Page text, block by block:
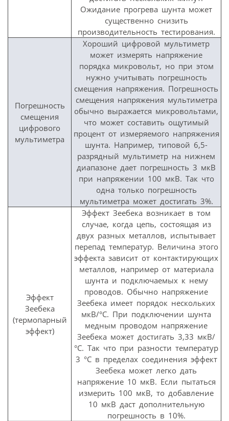
Ожидание прогрева шунта может
существенно снизить
производительность тестирования.
Погрешность
смещения
цифрового
мультиметра
Хороший цифровой мультиметр
может измерять напряжение
порядка микровольт, но при этом
нужно учитывать погрешность
смещения напряжения. Погрешность
смещения напряжения мультиметра
обычно выражается микровольтами,
что может составить ощутимый
процент от измеряемого напряжения
шунта. Например, типовой 6,5-
разрядный мультиметр на нижнем
диапазоне дает погрешность 3 мкВ
при напряжении 100 мкВ. Так что
одна только погрешность
мультиметра может достигать 3%.
Эффект
Зеебека
(термопарный
эффект)
Эффект Зеебека возникает в том
случае, когда цепь, состоящая из
двух разных металлов, испытывает
перепад температур. Величина этого
эффекта зависит от контактирующих
металлов, например от материала
шунта и подключаемых к нему
проводов. Обычно напряжение
Зеебека имеет порядок нескольких
мкВ/°C. При подключении шунта
медным проводом напряжение
Зеебека может достигать 3,33 мкВ/
°C. Так что при разности температур
3 °C в пределах соединения эффект
Зеебека может легко дать
напряжение 10 мкВ. Если пытаться
измерить 100 мкВ, то добавление
10 мкВ даст дополнительную
погрешность в 10%.